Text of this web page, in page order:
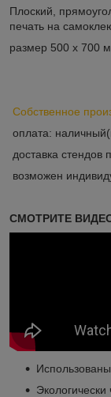
Плоский,
печать на
размер 500 х 700
Собственное
оплата:
доставка стендов
возможен
СМОТРИТЕ